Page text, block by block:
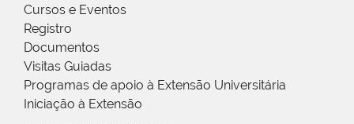
Cursos e Eventos
Registro
Documentos
Visitas Guiadas
Programas de apoio à Extensão Universitária
Iniciação à Extensão